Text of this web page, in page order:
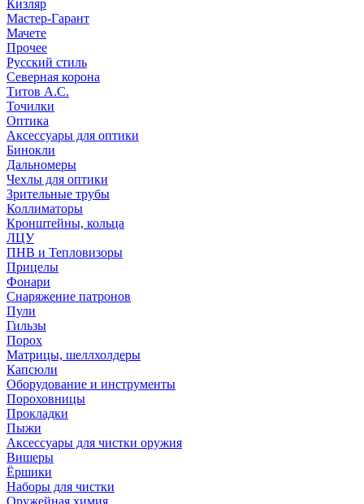
Кизляр
Мастер-Гарант
Мачете
Прочее
Русский стиль
Северная корона
Титов А.С.
Точилки
Оптика
Аксессуары для оптики
Бинокли
Дальномеры
Чехлы для оптики
Зрительные трубы
Коллиматоры
Кронштейны, кольца
ЛЦУ
ПНВ и Тепловизоры
Прицелы
Фонари
Снаряжение патронов
Пули
Гильзы
Порох
Матрицы, шеллхолдеры
Капсюли
Оборудование и инструменты
Пороховницы
Прокладки
Пыжи
Аксессуары для чистки оружия
Вишеры
Ёршики
Наборы для чистки
Оружейная химия